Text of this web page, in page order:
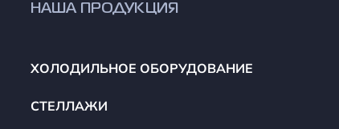
НАША ПРОДУКЦИЯ
ХОЛОДИЛЬНОЕ ОБОРУДОВАНИЕ
СТЕЛЛАЖИ